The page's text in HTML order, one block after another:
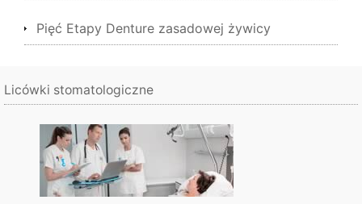
Pięć Etapy Denture zasadowej żywicy
Licówki stomatologiczne